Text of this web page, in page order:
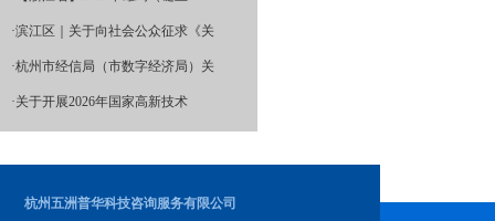
·滨江区｜关于向社会公众征求《关
·杭州市经信局（市数字经济局）关
·关于开展2026年国家高新技术
杭州五洲普华科技咨询服务有限公司